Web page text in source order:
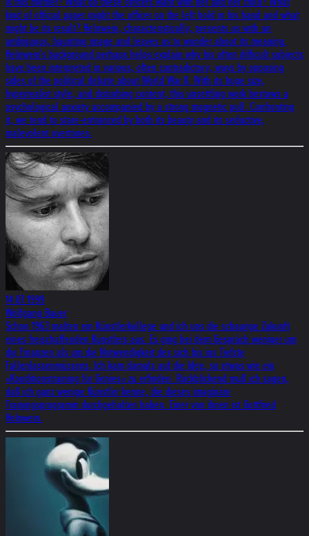
kind of official paper might the officer on the left hold in his hand and what
might be its result? Helnwein, characteristically, presents us with an
ambiguous, haunting image and leaves us to wonder about its meaning.
Helnwein's background perhaps helps explain why his often difficult subjects
have been interpreted in various, often contradictory, ways by opposing
sides of the political debate about World War II. With its huge size,
hyperrealist style, and disturbing content, this unsettling work bestows a
psychological anxiety accompanied by a strong magnetic pull. Confronting
it, we tend to stare-entranced by both its beauty and its seductive,
malevolent overtones.
14.07.1999
Wolfgang Bauer
Schon 1963 malten ein Künstlerkollege und ich uns die schaurige Zukunft
eines freischaffenden Künstlers aus. Es ging bei dem Gespräch weniger um
die Finanzen als um die Notwendigkeit des sich bis ins Tiefste
Fallenlassenmüssens. Ich kam damals auf die Idee, so etwas wie ein
»Konditionstraining für Genies« zu erfinden. Rückblickend muß ich sagen,
daß ich ganz wenige Künstler kenne, die dieses imaginäre
Trainingsprogramm durchgehalten haben. Einer von ihnen ist Gottfried
HeInwein.